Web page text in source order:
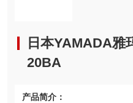
日本YAMADA雅
20BA
产品简介：